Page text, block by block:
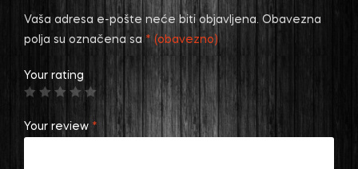
Vaša adresa e-pošte neće biti objavljena. Obavezna
polja su označena sa * (obavezno)
Your rating
Your review *